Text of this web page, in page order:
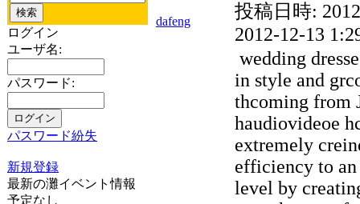
ログイン
ユーザ名:
パスワード:
パスワード紛失
新規登録
最新の灘イベント情報
予定なし
dafeng 投稿日時:
2012-12-13
wedding
in style and
thcoming from
haudiovideoe
extremely
efficiency to
level by